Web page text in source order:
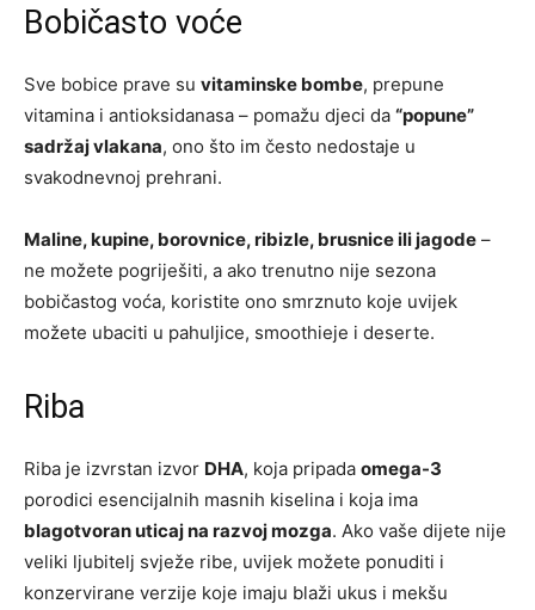
Bobičasto voće
Sve bobice prave su vitaminske bombe, prepune
vitamina i antioksidanasa – pomažu djeci da “popune”
sadržaj vlakana, ono što im često nedostaje u
svakodnevnoj prehrani.
Maline, kupine, borovnice, ribizle, brusnice ili jagode –
ne možete pogriješiti, a ako trenutno nije sezona
bobičastog voća, koristite ono smrznuto koje uvijek
možete ubaciti u pahuljice, smoothieje i deserte.
Riba
Riba je izvrstan izvor DHA, koja pripada omega-3
porodici esencijalnih masnih kiselina i koja ima
blagotvoran uticaj na razvoj mozga. Ako vaše dijete nije
veliki ljubitelj svježe ribe, uvijek možete ponuditi i
konzervirane verzije koje imaju blaži ukus i mekšu